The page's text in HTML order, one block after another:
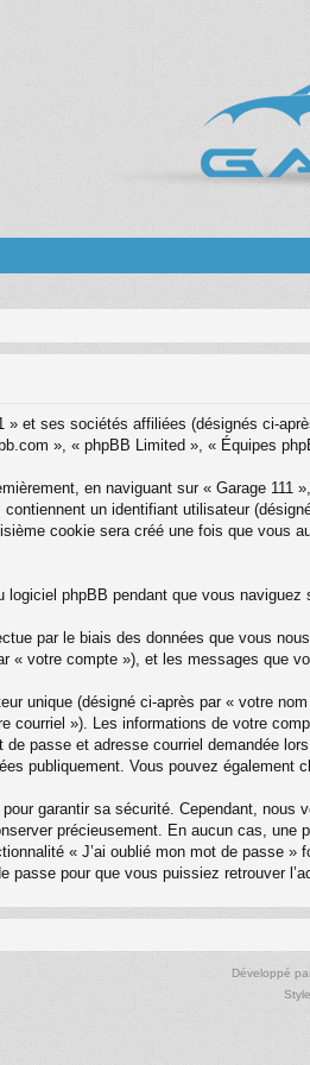
et ses sociétés affiliées (désignés ci-
», « phpBB Limited », « Équipes
en naviguant sur « Garage
un identifiant utilisateur
cookie sera créé une fois que
phpBB pendant que vous
par le biais des données que vous
« votre compte »), et les messages
unique (désigné ci-après par « votre
courriel »). Les informations de votre
de passe et adresse courriel demandée
publiquement. Vous pouvez également
garantir sa sécurité. Cependant,
précieusement. En aucun cas,
« J’ai oublié mon mot de passe
passe pour que vous puissiez retrouver
Développé